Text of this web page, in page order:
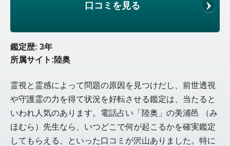
口コミを見る
鑑定歴: 3年
所属サイト:陸奥
霊視と霊感によって問題の原因を見つけだし、前世透視
や守護霊の力を得て状況を好転させる鑑定は、当たると
いわれ人気のあります。電話占い「陸奥」の美浦邑 （み
ほむら）先生なら、いつどこで何が起こるかを確実鑑定
してもらえる、といった口コミが沢山ありました。特に